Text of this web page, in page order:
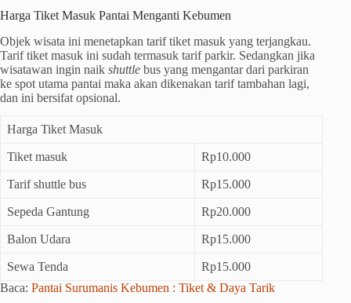
Harga Tiket Masuk Pantai Menganti Kebumen
Objek wisata ini menetapkan tarif tiket masuk yang terjangkau.
Tarif tiket masuk ini sudah termasuk tarif parkir. Sedangkan jika
wisatawan ingin naik shuttle bus yang mengantar dari parkiran
ke spot utama pantai maka akan dikenakan tarif tambahan lagi,
dan ini bersifat opsional.
Harga Tiket Masuk
Tiket masuk Rp10.000
Tarif shuttle bus Rp15.000
Sepeda Gantung Rp20.000
Balon Udara Rp15.000
Sewa Tenda
Rp15.000
Baca: Pantai Surumanis Kebumen : Tiket & Daya Tarik